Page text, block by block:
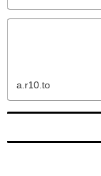
a.r10.to